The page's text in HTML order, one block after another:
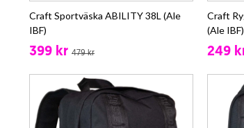
Craft Sportväska ABILITY 38L (Ale
IBF)
399 kr 479 kr
Craft
(Ale IBF)
249